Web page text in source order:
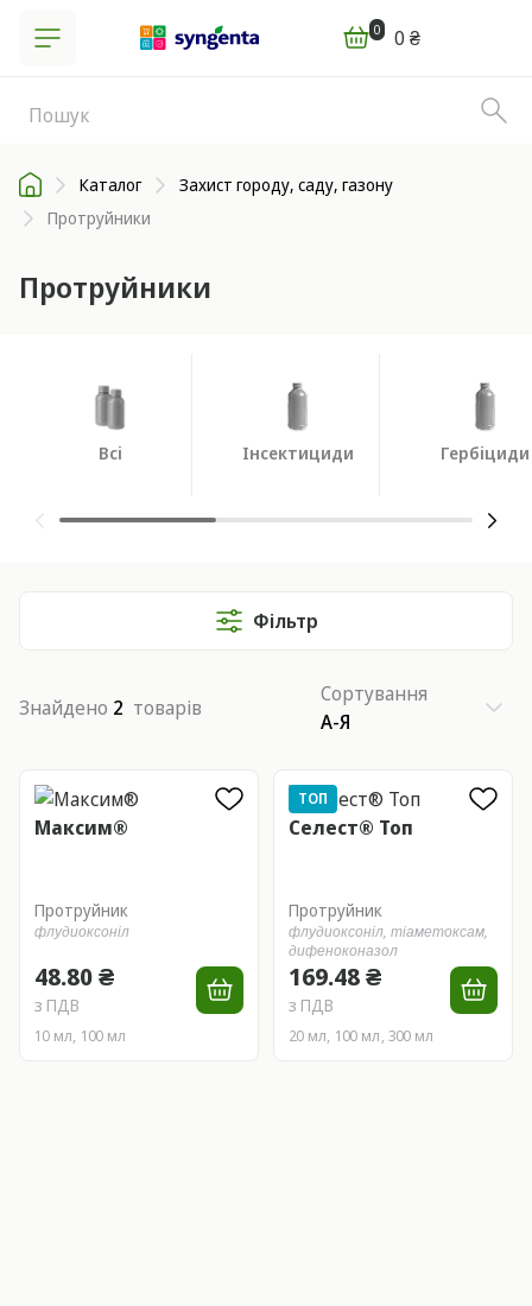
0 0 ₴
Каталог
Захист городу, саду, газону
Протруйники
Протруйники
Всі Інсектициди Гербіциди
Фільтр
Знайдено 2 товарів
Сортування
А-Я
Максим®
Протруйник
флудиоксоніл
48.80 ₴
з ПДВ
10 мл, 100 мл
ТОП
Селест® Топ
Протруйник
флудиоксоніл, тіаметоксам,
дифеноконазол
169.48 ₴
з ПДВ
20 мл, 100 мл, 300 мл